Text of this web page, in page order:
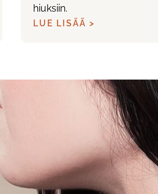
hiuksiin.
LUE LISÄÄ >